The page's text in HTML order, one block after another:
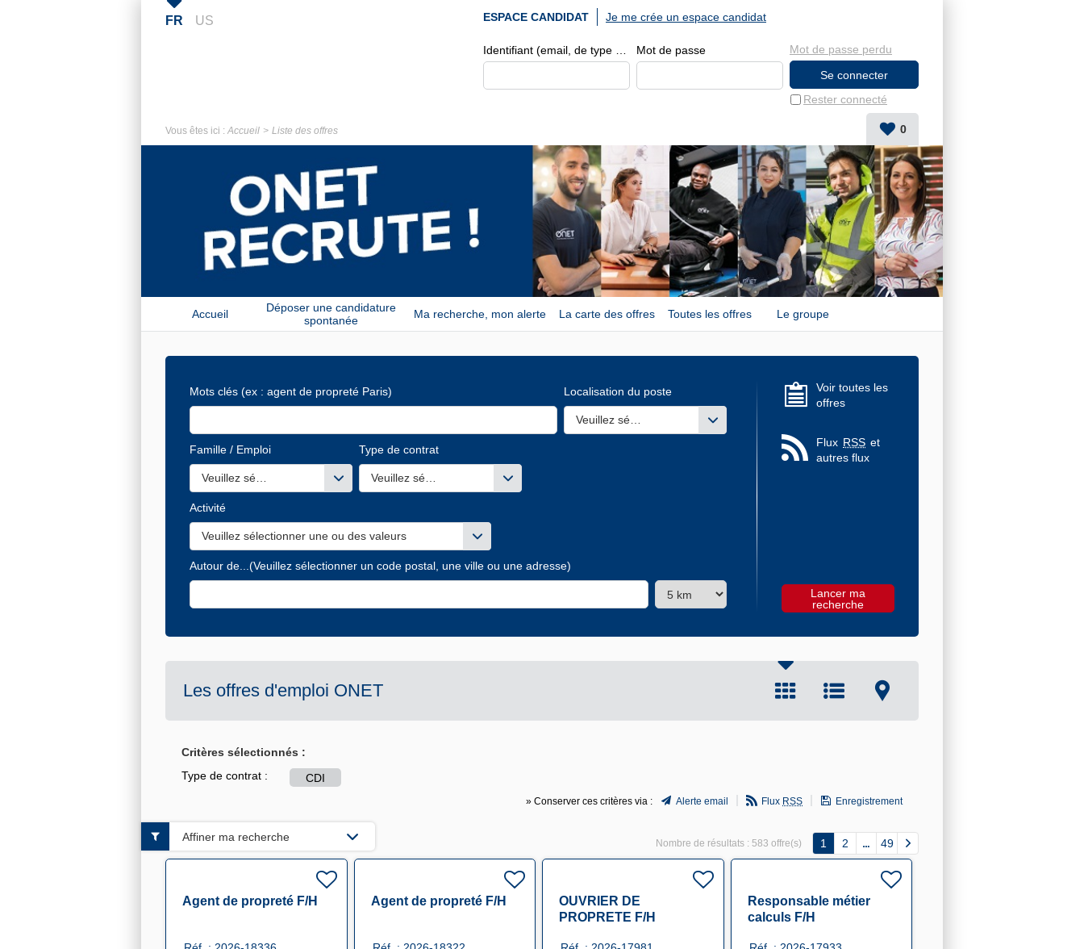
FR US ESPACE CANDIDAT
Mot de passe
Rester connecté
Mot de passe perdu
Je me crée un espace candidat
Vous êtes ici : Accueil Liste des offres 0
Accueil
Déposer une candidature
spontanée
Ma recherche, mon alerte La carte des offres Toutes les offres Le groupe
Mots clés (ex : agent de propreté Paris) Localisation du poste
Veuillez sélectionner une ou des valeurs
Famille / Emploi
Veuillez sélectionner une ou des valeurs
Type de contrat
Veuillez sélectionner une ou des valeurs
Activité
Veuillez sélectionner une ou des valeurs
Autour de...(Veuillez sélectionner un code postal, une ville ou une adresse)
Voir toutes les
offres
Flux RSS et
autres flux
Les offres d'emploi ONET
Critères sélectionnés :
Type de contrat :
CDI
» Conserver ces critères via : Alerte email Flux RSS Enregistrement
Nombre de résultats : 583 offre(s) 1 2 49
Agent de propreté F/H Agent de propreté F/H
OUVRIER DE
PROPRETE F/H
Responsable métier
calculs F/H
Affiner ma recherche